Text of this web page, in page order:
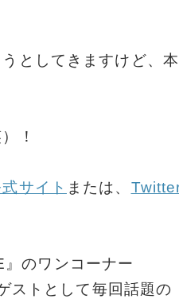
としてきますけど、本
！
サイト または、
のワンコーナー
ストとして毎回話題の